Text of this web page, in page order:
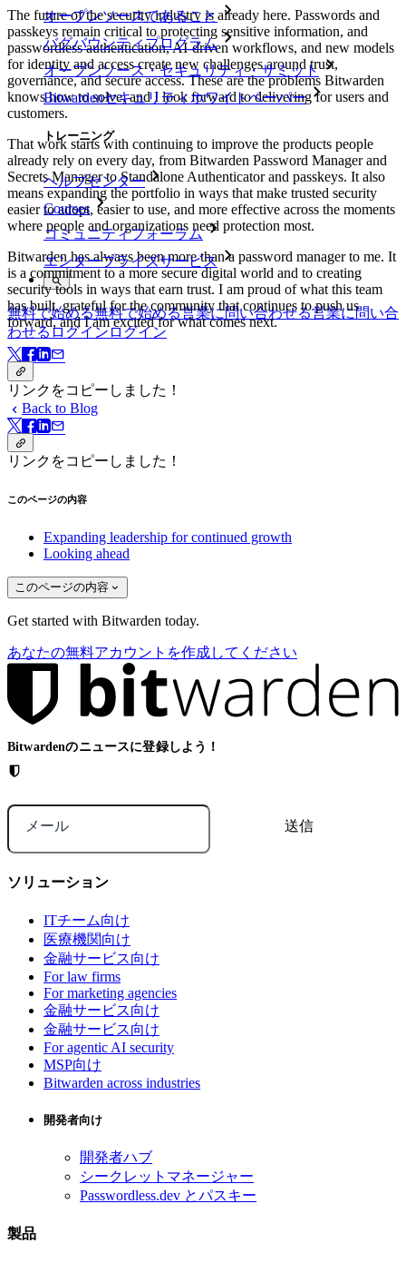
オープンソースであること
バグバウンティプログラム
オープンソース・セキュリティ・サミット
Bitwardenセキュリティホワイトペーパー
トレーニング
ヘルプセンター
Courses
コミュニティフォーラム
エンタープライズサービス
無料で始める無料で始める営業に問い合わせる営業に問い合
わせるログインログイン
The future of the security industry is already here. Passwords and
passkeys remain critical to protecting sensitive information, and
passwordless authentication, AI-driven workflows, and new models
for identity and access create new challenges around trust,
governance, and secure access. These are the problems Bitwarden
knows how to solve, and I look forward to delivering for users and
customers.
That work starts with continuing to improve the products people
already rely on every day, from Bitwarden Password Manager and
Secrets Manager to Standalone Authenticator and passkeys. It also
means expanding the portfolio in ways that make trusted security
easier to adopt, easier to use, and more effective across the moments
where people and organizations need protection most.
Bitwarden has always been more than a password manager to me. It
is a commitment to a more secure digital world and to creating
security tools in ways that earn trust. I am proud of what this team
has built, grateful for the community that continues to push us
forward, and I am excited for what comes next.
リンクをコピーしました！
Back to Blog
リンクをコピーしました！
このページの内容
Expanding leadership for continued growth
Looking ahead
このページの内容
Get started with Bitwarden today.
あなたの無料アカウントを作成してください
Bitwardenのニュースに登録しよう！
メール
ソリューション
ITチーム向け
医療機関向け
金融サービス向け
For law firms
For marketing agencies
金融サービス向け
金融サービス向け
For agentic AI security
MSP向け
Bitwarden across industries
開発者向け
開発者ハブ
シークレットマネージャー
Passwordless.dev とパスキー
製品